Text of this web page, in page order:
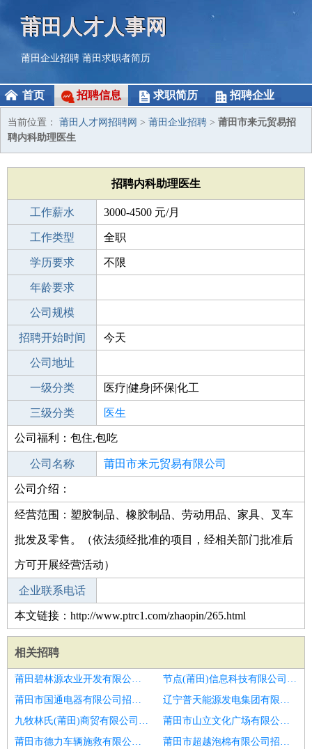
莆田人才人事网
莆田企业招聘 莆田求职者简历
首页 招聘信息 求职简历 招聘企业
当前位置： 莆田人才网招聘网 > 莆田企业招聘 > 莆田市来元贸易招
聘内科助理医生
招聘内科助理医生
工作薪水 3000-4500 元/月
招聘人数 1人
工作类型 全职
性别要求 -
学历要求 不限
工作经验
年龄要求
工作地点
公司规模
公司电话
招聘开始时间 今天
招聘结束时间
公司地址
一级分类 医疗|健身|环保|化工
二级分类 医疗/护理
三级分类 医生
其他行业 制药/生物工程/医护
公司福利：包住,包吃
公司名称 莆田市来元贸易有限公司
公司类型
公司介绍：
经营范围：塑胶制品、橡胶制品、劳动用品、家具、叉车
批发及零售。（依法须经批准的项目，经相关部门批准后
方可开展经营活动）
企业联系电话
本文链接：http://www.ptrc1.com/zhaopin/265.html
相关招聘
莆田碧林源农业开发有限公司招聘心电图
节点(莆田)信息科技有限公司招聘口腔医生
莆田市国通电器有限公司招聘内科全科医生
辽宁普天能源发电集团有限公司招聘内科主治医生
九牧林氏(莆田)商贸有限公司招聘口腔医生
莆田市山立文化广场有限公司招聘内科医生
莆田市德力车辆施救有限公司招聘中医
莆田市超越泡棉有限公司招聘针灸推拿,中医全科医生